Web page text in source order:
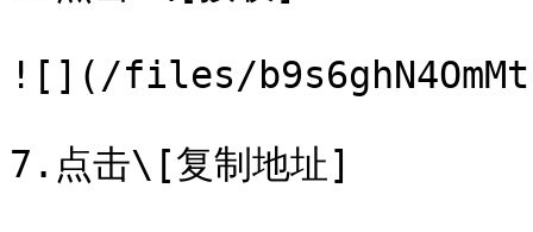
![](/files/
7.点击\[复制地址]